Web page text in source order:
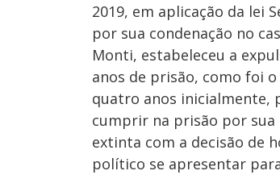
2019, em aplicação da lei
por sua condenação no
Monti, estabeleceu a
anos de prisão, como foi
quatro anos inicialmente,
cumprir na prisão por
extinta com a decisão de
político se apresentar